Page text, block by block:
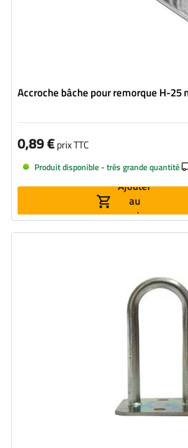
Accroche bâche pour remorque H-25
0,89 €prix TTC
Produit disponible - très grande quantité
Ajouter
au
panier